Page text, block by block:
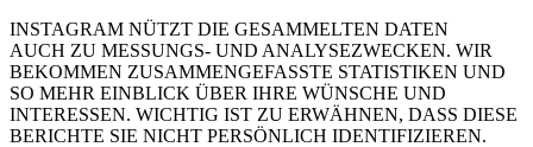
INSTAGRAM NÜTZT DIE GESAMMELTEN DATEN
AUCH ZU MESSUNGS- UND ANALYSEZWECKEN. WIR
BEKOMMEN ZUSAMMENGEFASSTE STATISTIKEN UND
SO MEHR EINBLICK ÜBER IHRE WÜNSCHE UND
INTERESSEN. WICHTIG IST ZU ERWÄHNEN, DASS DIESE
BERICHTE SIE NICHT PERSÖNLICH IDENTIFIZIEREN.